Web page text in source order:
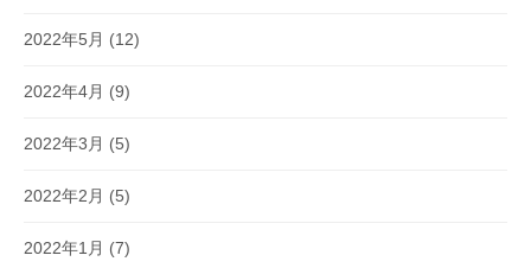
2022年5月 (12)
2022年4月 (9)
2022年3月 (5)
2022年2月 (5)
2022年1月 (7)